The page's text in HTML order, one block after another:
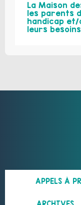
La Maison
les parents
handicap
leurs
APPELS À